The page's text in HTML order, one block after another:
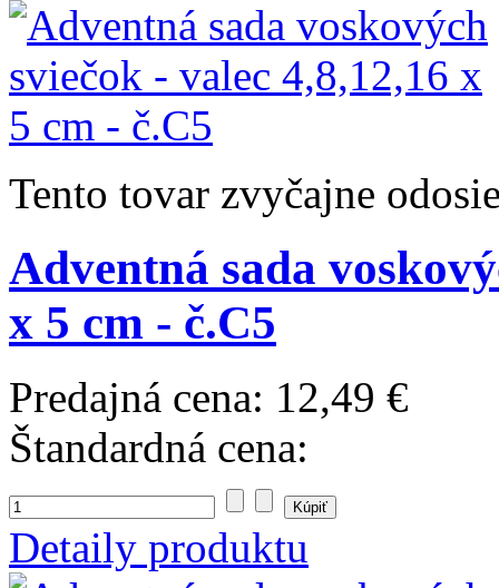
Tento tovar zvyčajne
Adventná sada
x 5 cm - č.C5
Predajná cena: 12,49 €
Štandardná cena:
Detaily produktu